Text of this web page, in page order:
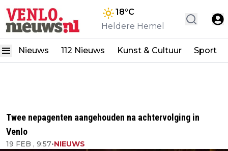
18°C
Heldere Hemel
Nieuws 112 Nieuws Kunst & Cultuur Sport
Twee nepagenten aangehouden na achtervolging in
Venlo
19 FEB , 9:57•NIEUWS